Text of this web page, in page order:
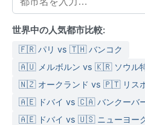
最も天候に恵まれるのは6月
く、白夜に近い明るい夜を楽
が増え、冬は暗く寒いものの
時間は格別。稀にオーロラが
北海からの強風が吹き荒れる
が気候面での最適期と言える
世界中の人気都市比較:
🇫🇷 パリ vs 🇹🇭 バンコク
🇦🇺 メルボルン vs 🇰🇷 ソウル
🇳🇿 オークランド vs 🇵🇹 リス
🇦🇪 ドバイ vs 🇨🇦 バンクーバ
🇦🇪 ドバイ vs 🇺🇸 ニューヨー